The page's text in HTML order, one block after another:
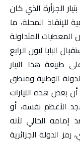
الجزأرة الذي كان
للإنقاذ المحلة، ما
المتداولة
البابا ليون الرابع
هذا التيار
الوطنية ومنطق
بعض هذه التيارات
الأعظم نفسه، أو
الحالي لأنه
الدولة الجزائرية